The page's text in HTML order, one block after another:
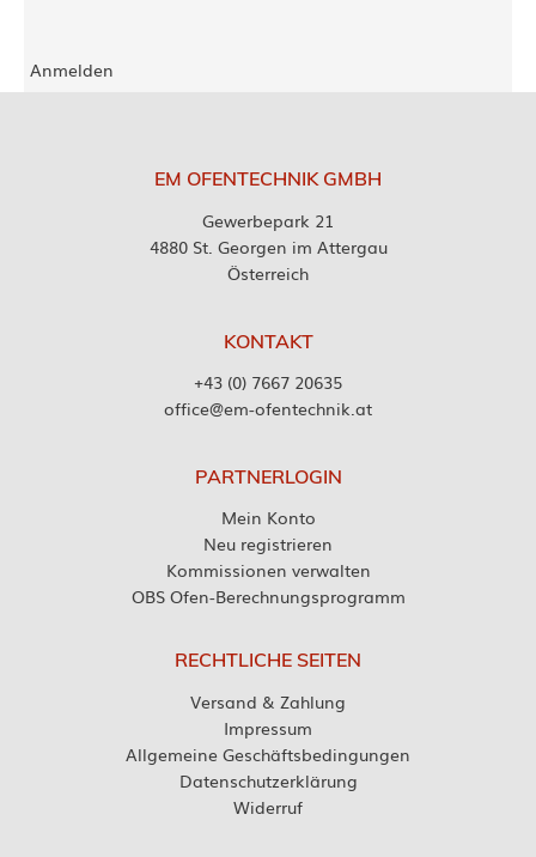
Anmelden
EM OFENTECHNIK GMBH
Gewerbepark 21
4880 St. Georgen im Attergau
Österreich
KONTAKT
+43 (0) 7667 20635
office@em-ofentechnik.at
PARTNERLOGIN
Mein Konto
Neu registrieren
Kommissionen verwalten
OBS Ofen-Berechnungsprogramm
RECHTLICHE SEITEN
Versand & Zahlung
Impressum
Allgemeine Geschäftsbedingungen
Datenschutzerklärung
Widerruf